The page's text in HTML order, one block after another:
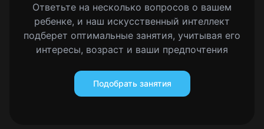
Ответьте на несколько вопросов о вашем
ребенке, и наш искусственный интеллект
подберет оптимальные занятия, учитывая его
интересы, возраст и ваши предпочтения
Подобрать занятия